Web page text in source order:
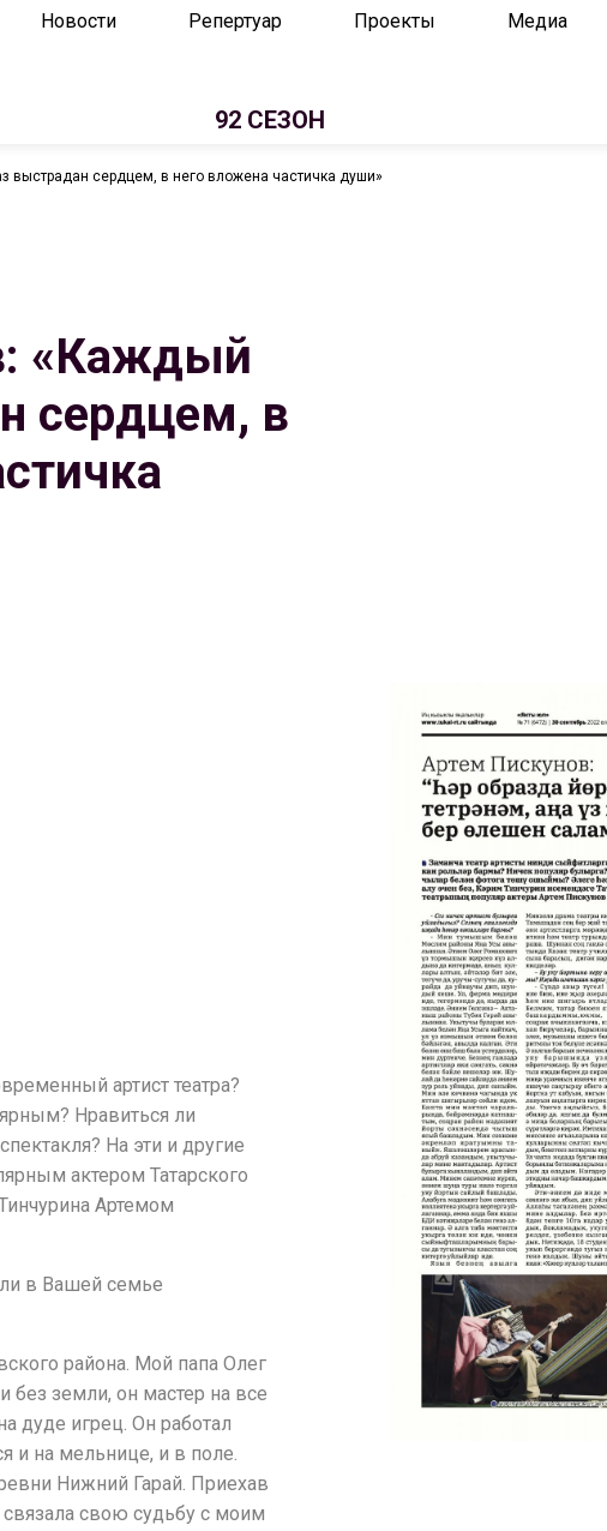
Новости Репертуар Проекты Медиа
92 СЕЗОН
выстрадан сердцем, в него вложена частичка души»
«Каждый
сердцем, в
артист театра?
Нравиться ли
На эти и другие
актером Татарского
Артемом
в Вашей семье
района. Мой папа Олег
без земли, он мастер на все
дуде игрец. Он работал
и на мельнице, и в поле.
Нижний Гарай. Приехав
связала свою судьбу с моим